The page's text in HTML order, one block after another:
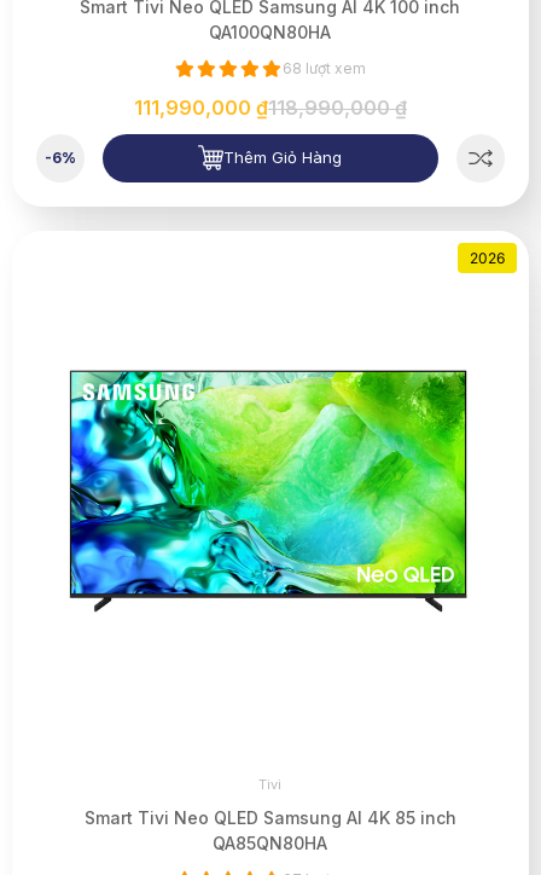
Smart Tivi Neo QLED Samsung AI 4K 100 inch
QA100QN80HA
68 lượt xem
111,990,000 ₫118,990,000 ₫
-6% Thêm Giỏ Hàng
2026
Tivi
Smart Tivi Neo QLED Samsung AI 4K 85 inch
QA85QN80HA